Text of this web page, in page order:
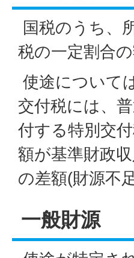
国税のうち、
税の一定割合
使途について
交付税には、
付する特別交
額が基準財政
の差額(財源不
一般財源